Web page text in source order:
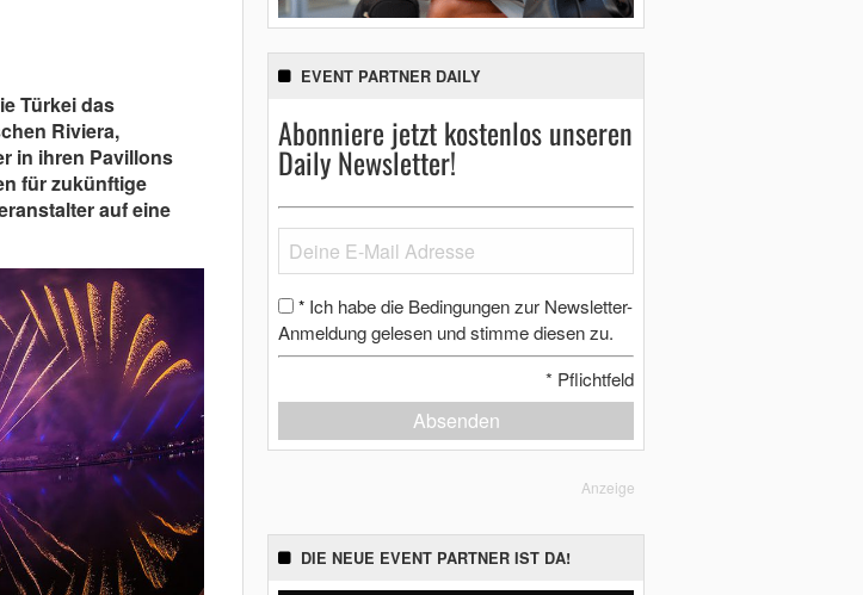
Türkei das
Riviera,
in ihren Pavillons
für zukünftige
auf eine
EVENT PARTNER DAILY
Abonniere jetzt kostenlos unseren
Daily Newsletter!
* Ich habe die Bedingungen zur Newsletter-
Anmeldung gelesen und stimme diesen zu.
* Pflichtfeld
Absenden
Anzeige
DIE NEUE EVENT PARTNER IST DA!